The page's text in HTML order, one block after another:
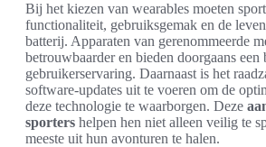
Bij het kiezen van wearables moeten
functionaliteit, gebruiksgemak en de
batterij. Apparaten van gerenommeerde
betrouwbaarder en bieden doorgaans een
gebruikerservaring. Daarnaast is het
software-updates uit te voeren om de
deze technologie te waarborgen. Deze
sporters helpen hen niet alleen veilig te
meeste uit hun avonturen te halen.